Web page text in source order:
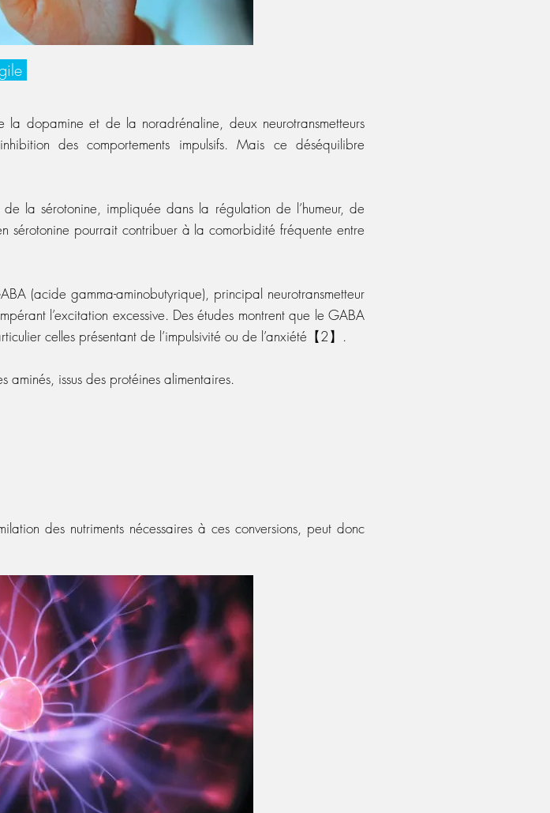
dopamine et de la noradrénaline, deux neurotransmetteurs
des comportements impulsifs. Mais ce déséquilibre
la sérotonine, impliquée dans la régulation de l’humeur, de
sérotonine pourrait contribuer à la comorbidité fréquente entre
(acide gamma-aminobutyrique), principal neurotransmetteur
l’excitation excessive. Des études montrent que le GABA
celles présentant de l’impulsivité ou de l’anxiété【2】.
aminés, issus des protéines alimentaires.
des nutriments nécessaires à ces conversions, peut donc